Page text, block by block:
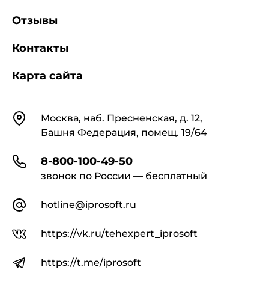
КонтактыМосква, наб. Пресненская, д. 12,
Башня Федерация, помещ. 19/64
8-800-100-49-50
звонок по России — бесплатный
hotline@iprosoft.ru
https://vk.ru/tehexpert_iprosoft
https://t.me/iprosoft
Отзывы
Контакты
Карта сайта